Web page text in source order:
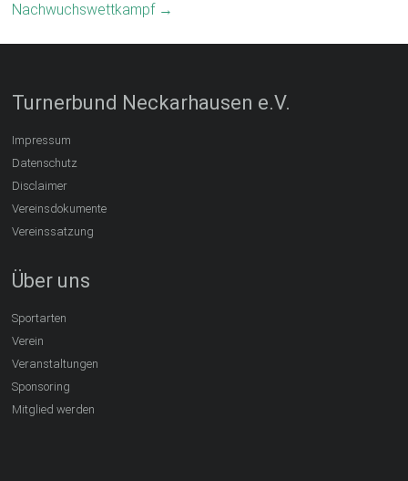
Nachwuchswettkampf →
Turnerbund Neckarhausen e.V.
Impressum
Datenschutz
Disclaimer
Vereinsdokumente
Vereinssatzung
Über uns
Sportarten
Verein
Veranstaltungen
Sponsoring
Mitglied werden